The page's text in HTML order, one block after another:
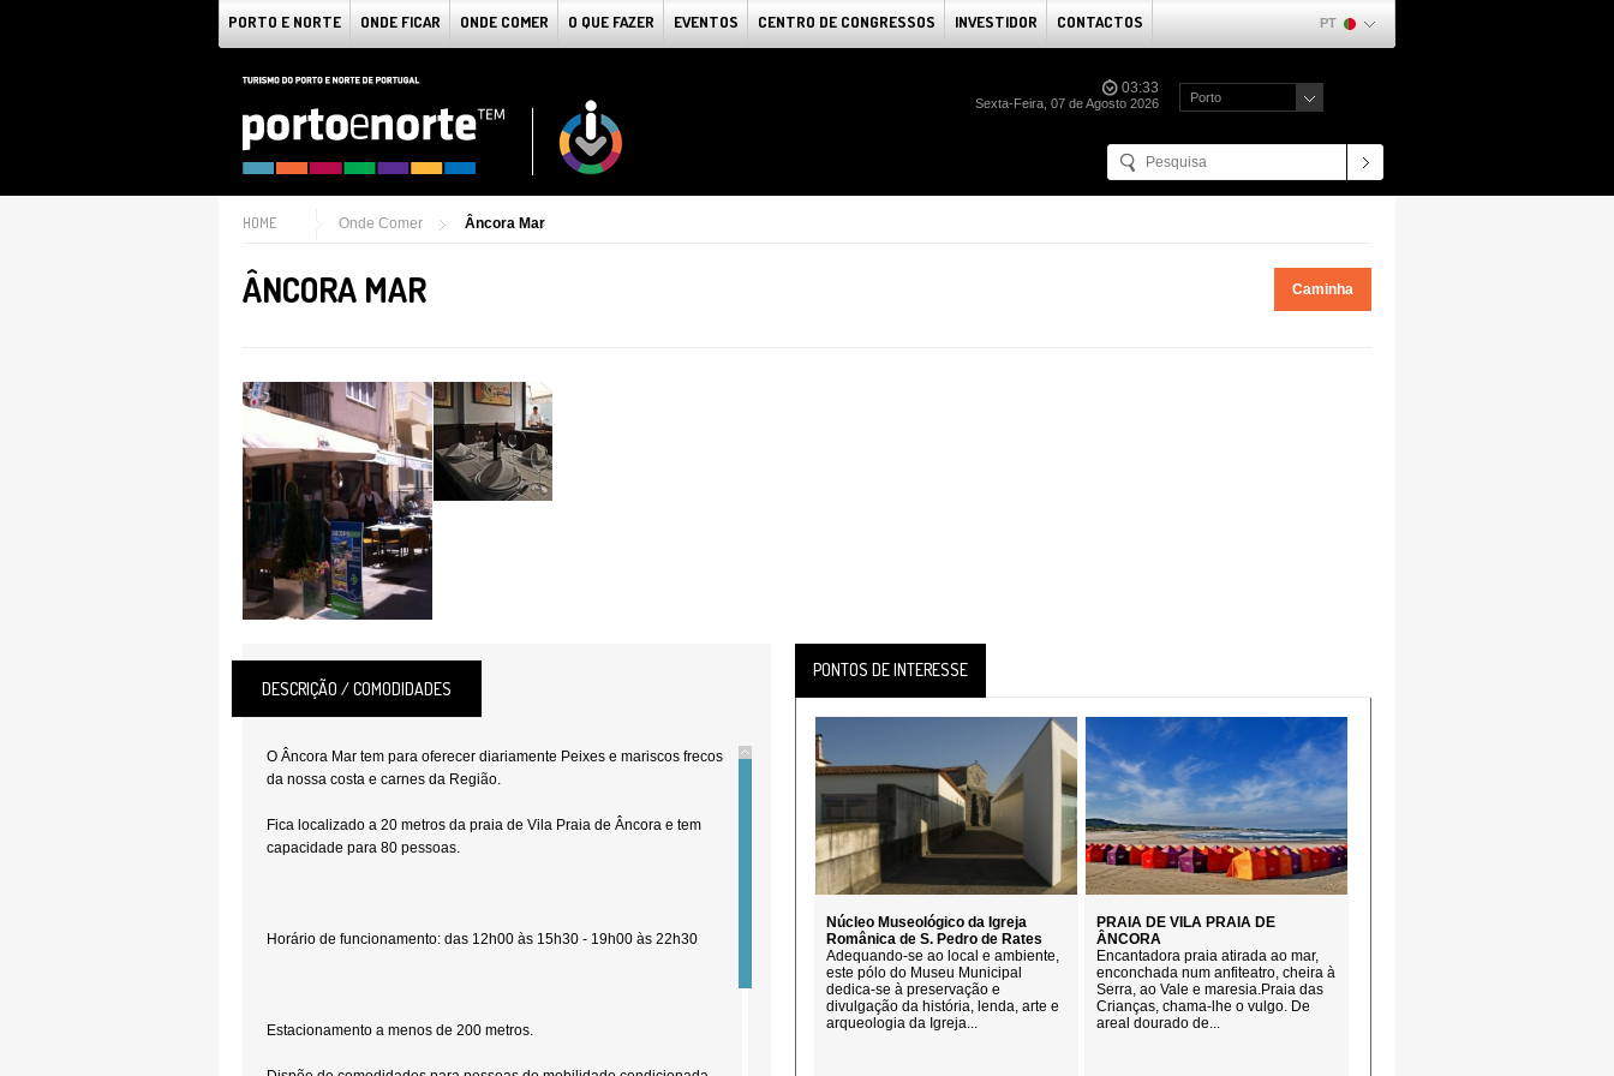
PORTO E NORTE ONDE FICAR ONDE COMER O QUE FAZER EVENTOS CENTRO DE CONGRESSOS INVESTIDOR CONTACTOS PT
03:33
Sexta-Feira, 07 de Agosto 2026 Porto
HOME Onde Comer Âncora Mar
ÂNCORA MAR Caminha
DESCRIÇÃO / COMODIDADES
O Âncora Mar tem para oferecer diariamente Peixes e mariscos frecos
da nossa costa e carnes da Região.
Fica localizado a 20 metros da praia de Vila Praia de Âncora e tem
capacidade para 80 pessoas.
Horário de funcionamento: das 12h00 às 15h30 - 19h00 às 22h30
Estacionamento a menos de 200 metros.
PONTOS DE INTERESSE
Núcleo Museológico da Igreja
Românica de S. Pedro de Rates
Adequando-se ao local e ambiente,
este pólo do Museu Municipal
dedica-se à preservação e
divulgação da história, lenda, arte e
arqueologia da Igreja...
PRAIA DE VILA PRAIA DE
ÂNCORA
Encantadora praia atirada ao mar,
enconchada num anfiteatro, cheira à
Serra, ao Vale e maresia.Praia das
Crianças, chama-lhe o vulgo. De
areal dourado de...